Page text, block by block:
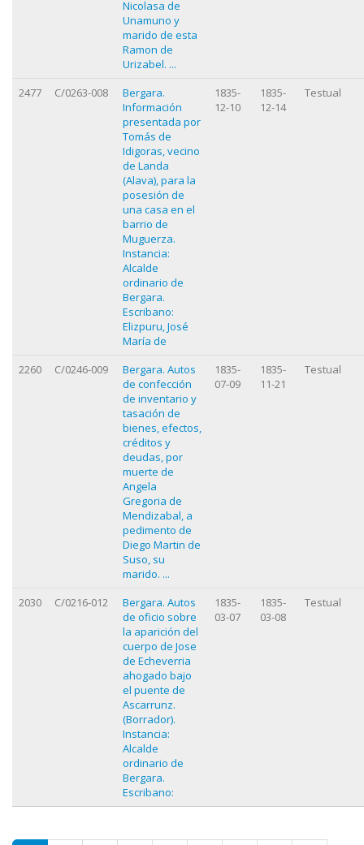
Nicolasa de
Unamuno y
marido de esta
Ramon de
Urizabel. ...
2477 C/0263-008
Bergara.
Información
presentada por
Tomás de
Idigoras, vecino
de Landa
(Alava), para la
posesión de
una casa en el
barrio de
Muguerza.
Instancia:
Alcalde
ordinario de
Bergara.
Escribano:
Elizpuru, José
María de
1835-
12-10
1835-
12-14
Testual
2260 C/0246-009
Bergara. Autos
de confección
de inventario y
tasación de
bienes, efectos,
créditos y
deudas, por
muerte de
Angela
Gregoria de
Mendizabal, a
pedimento de
Diego Martin de
Suso, su
marido. ...
1835-
07-09
1835-
11-21
Testual
2030 C/0216-012
Bergara. Autos
de oficio sobre
la aparición del
cuerpo de Jose
de Echeverria
ahogado bajo
el puente de
Ascarrunz.
(Borrador).
Instancia:
Alcalde
ordinario de
Bergara.
Escribano:
1835-
03-07
1835-
03-08
Testual